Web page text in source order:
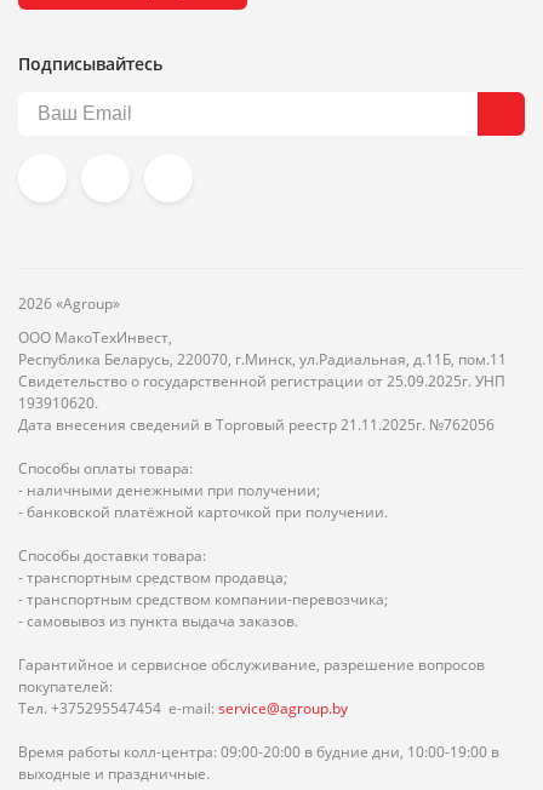
Подписывайтесь
2026 «Agroup»
ООО МакоТехИнвест,
Республика Беларусь, 220070, г.Минск, ул.Радиальная, д.11Б, пом.11
Свидетельство о государственной регистрации от 25.09.2025г. УНП
193910620.
Дата внесения сведений в Торговый реестр 21.11.2025г. №762056
Способы оплаты товара:
- наличными денежными при получении;
- банковской платёжной карточкой при получении.
Способы доставки товара:
- транспортным средством продавца;
- транспортным средством компании-перевозчика;
- самовывоз из пункта выдача заказов.
Гарантийное и сервисное обслуживание, разрешение вопросов
покупателей:
Тел. +375295547454 e-mail: service@agroup.by
Время работы колл-центра: 09:00-20:00 в будние дни, 10:00-19:00 в
выходные и праздничные.